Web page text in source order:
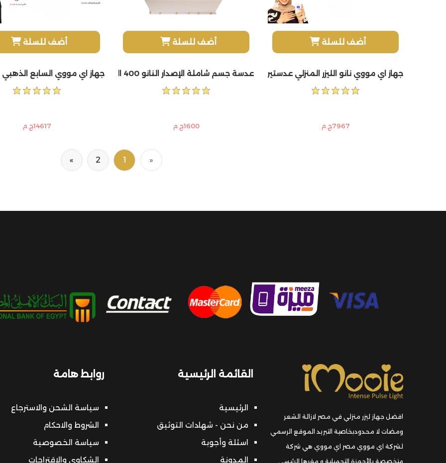
أضف للسلة
جهاز اي مووي نانو الليزر المنزلي عدستين 900الف مع هدايا اضافية ومضة كريم ومرطب هدية وقلم تحديد هدية
7967ج.م
أضف للسلة
عدسة جسم شاملة الإصدار النانو 400 الف ومضة
1600ج.م
أضف للسلة
جهاز اي مووي السابع الذهبي الليزر المنزلي
14617ج.م
«
Previous
1
2
»
Next
افضل جهاز ليزر منزلي في مصر لازالة الشعر
ومضات لا محدودبخاصية التبريد الموقع الرسمي
لشركة اي مووي مصر اي مووي هي شركة
متخصصة بالأجهزة التجميلية و مقرها الرئيسي
القائمة الرئيسية
الرئيسية
من نحن - شهادات التوثيق
اسئلة وأجوبة
المدونة
روابط هامة
سياسة الشحن والاسترجاع
الشروط والاحكام
سياسة الخصوصية
الشكاوي والاقتراحات